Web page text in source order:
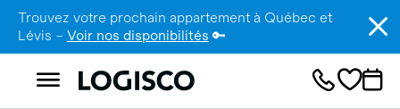
Trouvez votre prochain appartement à Québec et
Lévis – Voir nos disponibilités 🔑